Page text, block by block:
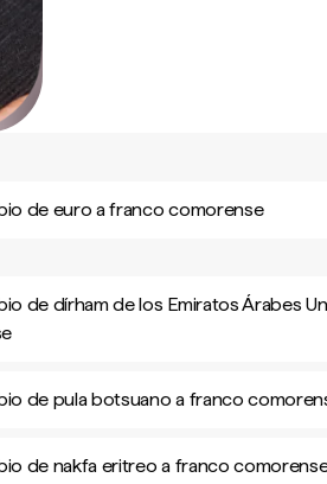
de euro a franco comorense
de dírham de los Emiratos Árabes
de pula botsuano a franco
de nakfa eritreo a franco